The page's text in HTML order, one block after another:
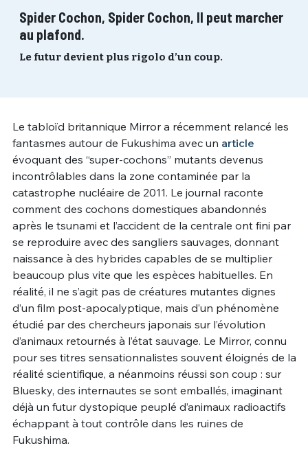
Spider Cochon, Spider Cochon, Il peut marcher
au plafond.
Le futur devient plus rigolo d’un coup.
Le tabloïd britannique Mirror a récemment relancé les
fantasmes autour de Fukushima avec un article
évoquant des “super-cochons” mutants devenus
incontrôlables dans la zone contaminée par la
catastrophe nucléaire de 2011. Le journal raconte
comment des cochons domestiques abandonnés
après le tsunami et l’accident de la centrale ont fini par
se reproduire avec des sangliers sauvages, donnant
naissance à des hybrides capables de se multiplier
beaucoup plus vite que les espèces habituelles. En
réalité, il ne s’agit pas de créatures mutantes dignes
d’un film post-apocalyptique, mais d’un phénomène
étudié par des chercheurs japonais sur l’évolution
d’animaux retournés à l’état sauvage. Le Mirror, connu
pour ses titres sensationnalistes souvent éloignés de la
réalité scientifique, a néanmoins réussi son coup : sur
Bluesky, des internautes se sont emballés, imaginant
déjà un futur dystopique peuplé d’animaux radioactifs
échappant à tout contrôle dans les ruines de
Fukushima.
PASSWORD*
MOT DE PASSE Mot de passe perdu ?
Un Thread
C'EST PARTI